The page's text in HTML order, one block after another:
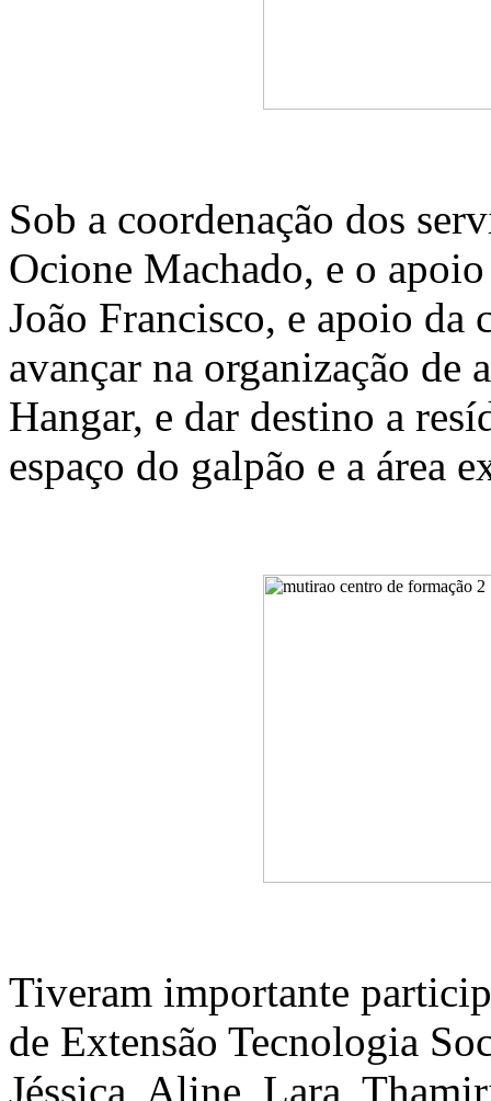
Sob a coordenação dos
Ocione Machado, e o
João Francisco, e apoio
avançar na organização de
Hangar, e dar destino a
espaço do galpão e a área
Tiveram importante
de Extensão Tecnologia
Jéssica, Aline, Lara,